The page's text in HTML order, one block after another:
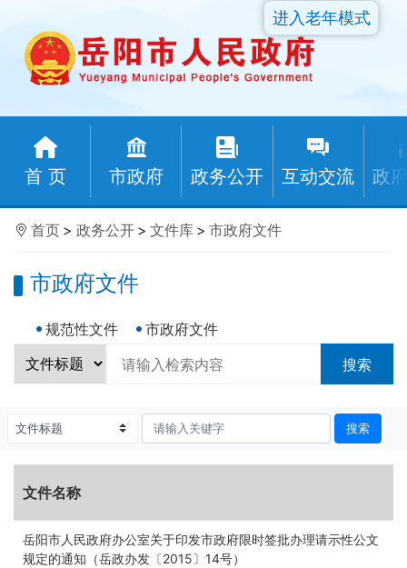
首 页 市政府 政务公开 互动交流 政
进入老年模式
首页 > 政务公开 > 文件库 > 市政府文件
市政府文件
规范性文件
市政府文件
搜索
搜索
文件名称
岳阳市人民政府办公室关于印发市政府限时签批办理请示性公文
规定的通知（岳政办发〔2015〕14号）